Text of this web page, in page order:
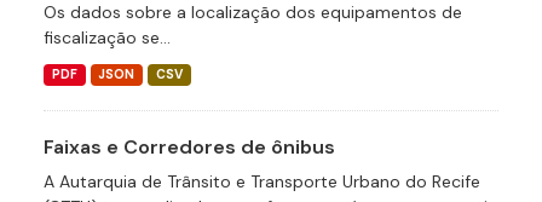
Os dados sobre a localização dos equipamentos de
fiscalização se...
PDF JSON CSV
Faixas e Corredores de ônibus
A Autarquia de Trânsito e Transporte Urbano do Recife